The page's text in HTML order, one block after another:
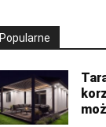
Popularne